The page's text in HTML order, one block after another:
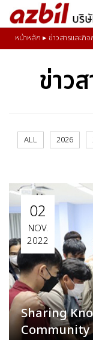
หน้าหลัก ▸ ข่าวสารและกิ
ข่าว
ALL 2026
02
NOV.
2022
Sharing
Community